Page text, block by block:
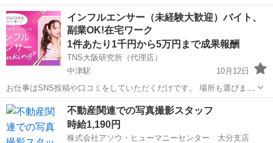
ちいただき、ありがとうございます! *—————おすすめPOINT
—————* ●年間休日120日でプライベート充実 ●無料駐車場完備で
マイカー通勤もラク...
大分 別府市 その他
インフルエンサー（未経験大歓迎）バイト、
副業OK!在宅ワーク
1件あたり1千円から5万円まで成果報酬
TNS大阪研究所（代理店）
中津駅
10月12日
お仕事はSNS投稿や口コミをしていただくだけです。 場所も選びませ
んので、ご自宅で可能です。 SNSの種類も選べます。 インスタ必須
学生さんのアルバイトや忙しいシングルマザーにも最適な副業です。
時間のある時にサクッと終...
大分 中津市 中津駅 その他 インフルエンサー
不動産関連での写真撮影スタッフ
時給1,190円
株式会社アソウ・ヒューマニーセンター 大分支店